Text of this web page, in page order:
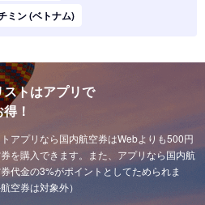
ホーチミン (ベトナム)
台北 (台湾)
広州 (中国)
北京 (中国)
サンフランシスコ (アメリカ)
ニューヨーク (アメリカ)
クアラルンプール (マレーシア)
ミン (ベトナム)
ドーハ (カタール)
(カタール)
ビ (アラブ首長国)
ンブール (トルコ)
ン (オーストリア)
リッヒ (スイス)
ストはアプリで
！
トアプリなら国内航空券はWebよりも500円
を購入できます。また、アプリなら国内航
代金の3%がポイントとしてためられま
空券は対象外）